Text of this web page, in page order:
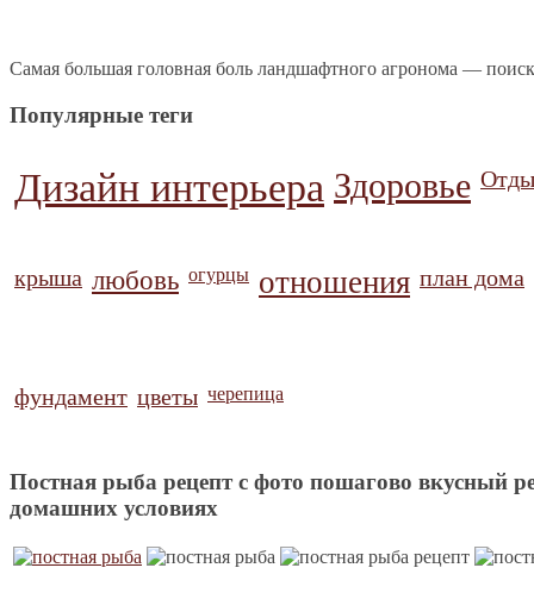
Самая большая головная боль ландшафтного агронома —
Популярные теги
Дизайн интерьера Здоровье
крыша любовь огурцы отношения план дома
фундамент цветы черепица
Постная рыба рецепт с фото пошагово вкусный
домашних условиях